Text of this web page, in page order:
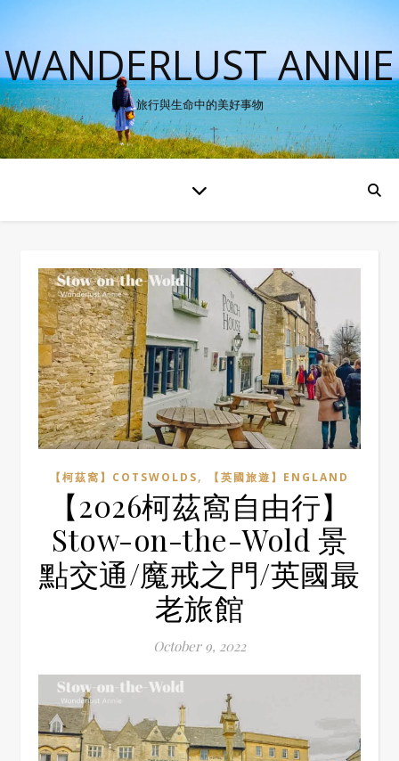
WANDERLUST ANNIE
旅行與生命中的美好事物
【柯茲窩】COTSWOLDS, 【英國旅遊】ENGLAND
【2026柯茲窩自由行】
Stow-on-the-Wold 景
點交通/魔戒之門/英國最
老旅館
October 9, 2022